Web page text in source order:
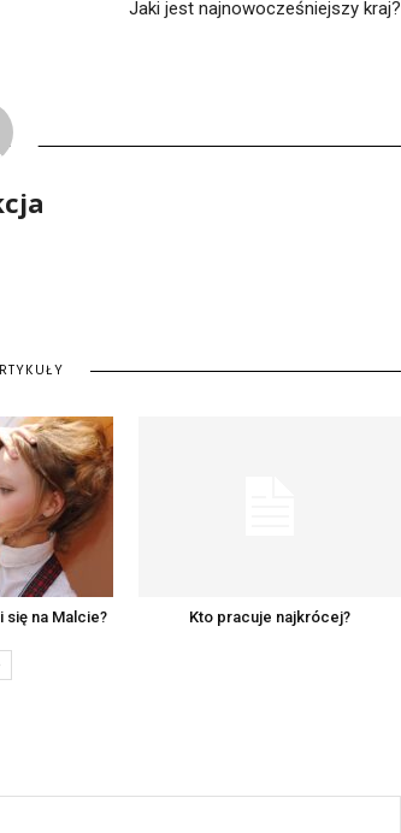
Jaki jest najnowocześniejszy kraj?
się na Malcie? Kto pracuje najkrócej?